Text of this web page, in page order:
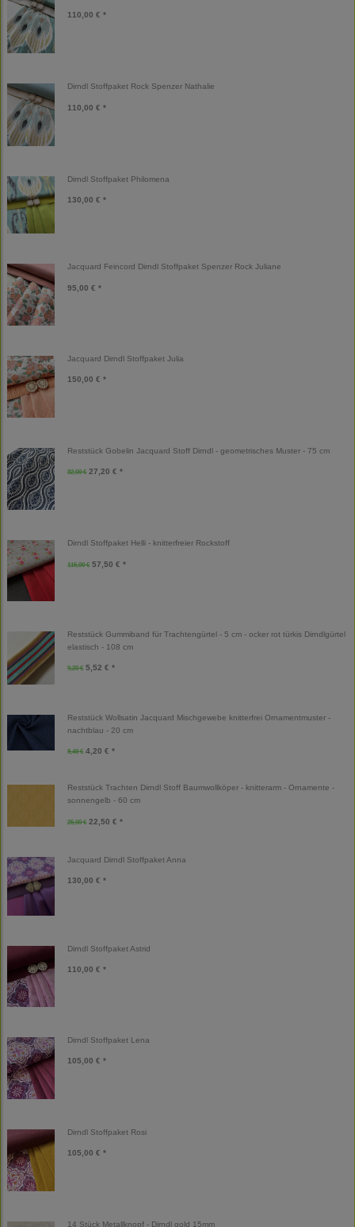
110,00 € *
Dirndl Stoffpaket Rock Spenzer Nathalie
110,00 € *
Dirndl Stoffpaket Philomena
130,00 € *
Jacquard Feincord Dirndl Stoffpaket Spenzer Rock Juliane
95,00 € *
Jacquard Dirndl Stoffpaket Julia
150,00 € *
Reststück Gobelin Jacquard Stoff Dirndl - geometrisches Muster - 75 cm
32,00 € 27,20 € *
Dirndl Stoffpaket Helli - knitterfreier Rockstoff
115,00 € 57,50 € *
Reststück Gummiband für Trachtengürtel - 5 cm - ocker rot türkis Dirndlgürtel
elastisch - 108 cm
9,20 € 5,52 € *
Reststück Wollsatin Jacquard Mischgewebe knitterfrei Ornamentmuster -
nachtblau - 20 cm
8,40 € 4,20 € *
Reststück Trachten Dirndl Stoff Baumwollköper - knitterarm - Ornamente -
sonnengelb - 60 cm
25,00 € 22,50 € *
Jacquard Dirndl Stoffpaket Anna
130,00 € *
Dirndl Stoffpaket Astrid
110,00 € *
Dirndl Stoffpaket Lena
105,00 € *
Dirndl Stoffpaket Rosi
105,00 € *
14 Stück Metallknopf - Dirndl gold 15mm